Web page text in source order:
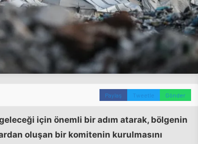
Paylaş Tweetle Gönder
için önemli bir adım atarak, bölgenin
oluşan bir komitenin kurulmasını